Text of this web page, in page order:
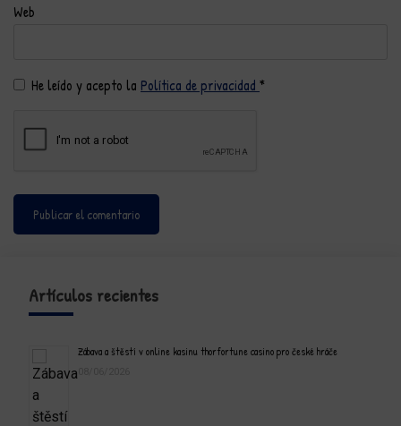
Web
He leído y acepto la Política de privacidad *
Artículos recientes
Zábava a štěstí v online kasinu thorfortune casino pro české hráče